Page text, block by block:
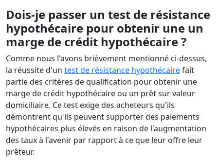
Dois-je passer un test de résistance
hypothécaire pour obtenir une un
marge de crédit hypothécaire ?
Comme nous l'avons brièvement mentionné ci-dessus,
la réussite d'un test de résistance hypothécairefait
partie des critères de qualification pour obtenir une
marge de crédit hypothécaire ou un prêt sur valeur
domiciliaire. Ce test exige des acheteurs qu'ils
démontrent qu'ils peuvent supporter des paiements
hypothécaires plus élevés en raison de l'augmentation
des taux à l'avenir par rapport à ce que leur offre leur
prêteur.